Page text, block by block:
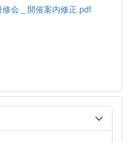
会＿開催案内修正.pdf